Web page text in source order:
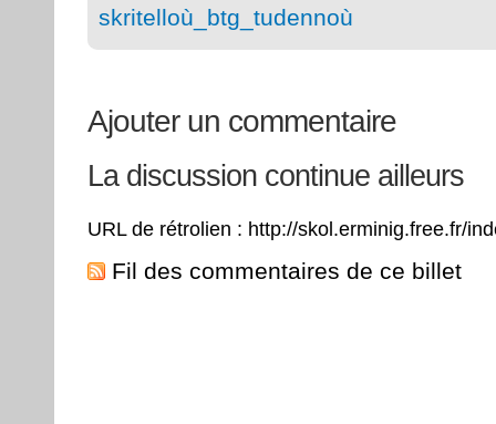
skritelloù_btg_tudennoù
Ajouter un commentaire
La discussion continue ailleurs
URL de rétrolien : http://skol.erminig.free.fr/
Fil des commentaires de ce billet